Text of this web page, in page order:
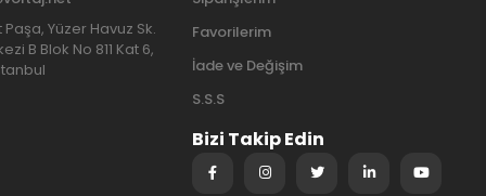
Paşa, Yüzer Havuz Sk.
B Blok No 811 Kat 6,
Favorilerim
İade ve Değişim
S.S.S
Bizi Takip Edin